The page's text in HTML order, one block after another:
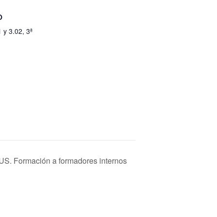
y 3.02, 3ª
Formación a formadores internos